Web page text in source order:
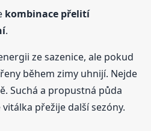
kombinace přelití
.
ze sazenice, ale pokud
během zimy uhnijí. Nejde
Suchá a propustná půda
přežije další sezóny.